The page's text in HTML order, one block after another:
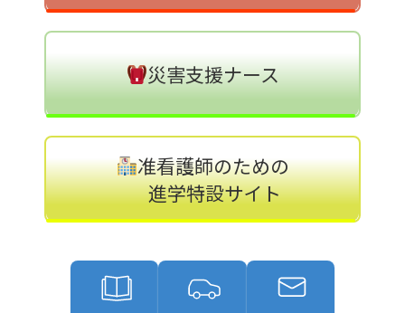
災害支援ナース
准看護師のための
進学特設サイト